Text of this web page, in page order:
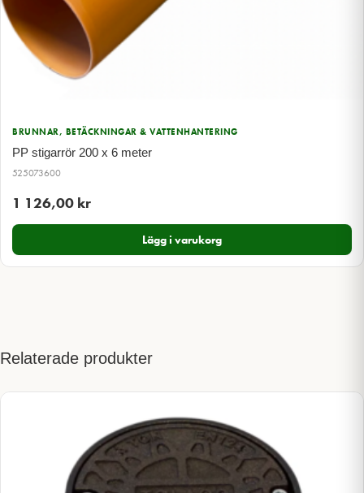
BRUNNAR, BETÄCKNINGAR & VATTENHANTERING
PP stigarrör 200 x 6 meter
525073600
1 126,00 kr
Lägg i varukorg
Relaterade produkter